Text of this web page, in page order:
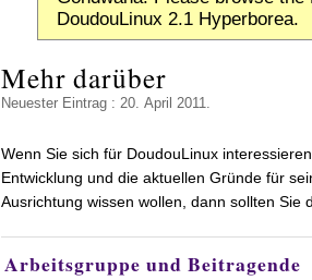
DoudouLinux 2.1 Hyperborea.
Mehr darüber
Neuester Eintrag : 20. April 2011.
Wenn Sie sich für DoudouLinux
Entwicklung und die aktuellen Gründe für
Ausrichtung wissen wollen, dann sollten Sie
Arbeitsgruppe und Beitragende